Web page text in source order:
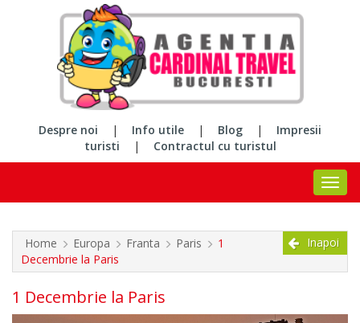
Despre noi | Info utile | Blog |
Impresii
turisti
| Contractul cu turistul
Home Europa Franta Paris
1
Decembrie la Paris
Inapoi
1 Decembrie la Paris